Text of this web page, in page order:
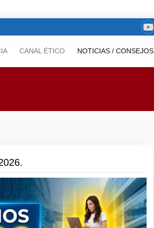
CANAL ÉTICO NOTICIAS / CONSEJOS